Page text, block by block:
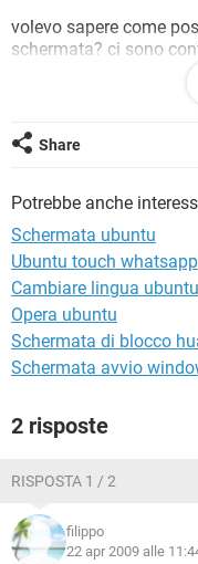
HARDWARE
volevo sapere come
schermata? ci sono
programmi da
Share
Potrebbe anche
Schermata ubuntu
Ubuntu touch whatsapp
Cambiare lingua ubuntu
Opera ubuntu
Schermata di blocco
Schermata avvio
2 risposte
RISPOSTA 1 / 2
filippo
22 apr 2009 alle